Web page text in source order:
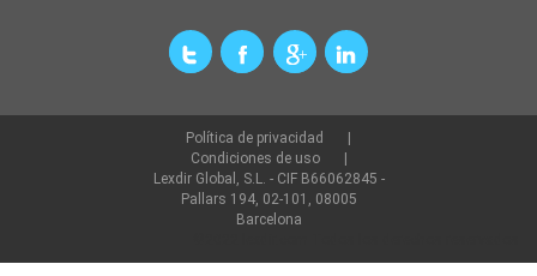
Política de privacidad
Condiciones de uso
Lexdir Global, S.L. - CIF B66062845 -
Pallars 194, 02-101, 08005
Barcelona